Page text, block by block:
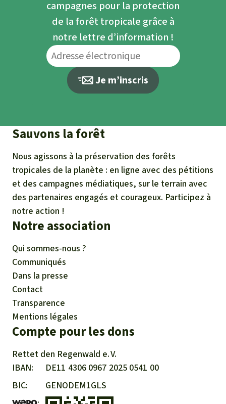
campagnes pour la protection
de la forêt tropicale grâce à
notre lettre d’information !
Je m’inscris
Sauvons la forêt
Nous agissons à la préservation des forêts
tropicales de la planète : en ligne avec des pétitions
et des campagnes médiatiques, sur le terrain avec
des partenaires engagés et courageux. Participez à
notre action !
Notre association
Qui sommes-nous ?
Communiqués
Dans la presse
Contact
Transparence
Mentions légales
Compte pour les dons
Rettet den Regenwald e. V.
IBAN
DE11 4306 0967 2025 0541 00
BIC
GENODEM1GLS